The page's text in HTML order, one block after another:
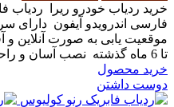
فارسی اندرویدو آیفون دارای
موقعیت یابی به صورت آنلاین و
تا 6 ماه گذشته نصب آسان و راحت تنها...
خرید محصول
دوست داشتن